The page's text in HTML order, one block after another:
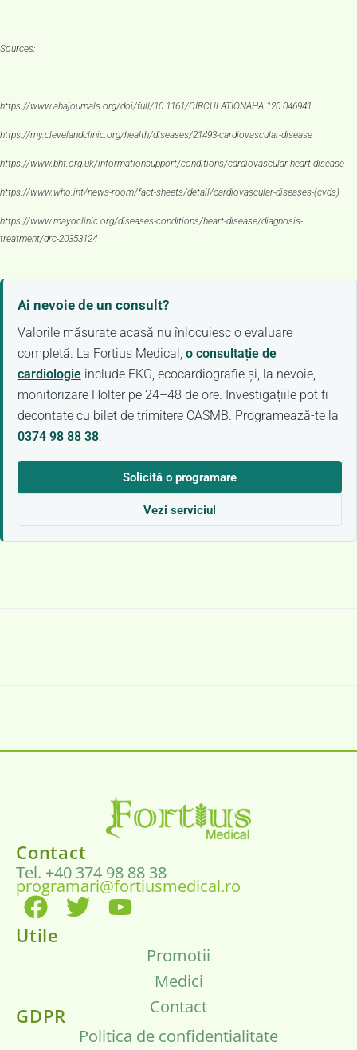
Sources:
https://www.ahajournals.org/doi/full/10.1161/CIRCULATIONAHA.120.046941
https://my.clevelandclinic.org/health/diseases/21493-cardiovascular-disease
https://www.bhf.org.uk/informationsupport/conditions/cardiovascular-heart-disease
https://www.who.int/news-room/fact-sheets/detail/cardiovascular-diseases-(cvds)
https://www.mayoclinic.org/diseases-conditions/heart-disease/diagnosis-
treatment/drc-20353124
Ai nevoie de un consult?
Valorile măsurate acasă nu înlocuiesc o evaluare
completă. La Fortius Medical, o consultație de
cardiologieinclude EKG, ecocardiografie și, la nevoie,
monitorizare Holter pe 24–48 de ore. Investigațiile pot fi
decontate cu bilet de trimitere CASMB. Programează-te la
0374 98 88 38.
Solicită o programare
Vezi serviciul
Contact
Tel. +40 374 98 88 38
programari@fortiusmedical.ro
Utile
Promotii
Medici
Contact
GDPR
Politica de confidentialitate